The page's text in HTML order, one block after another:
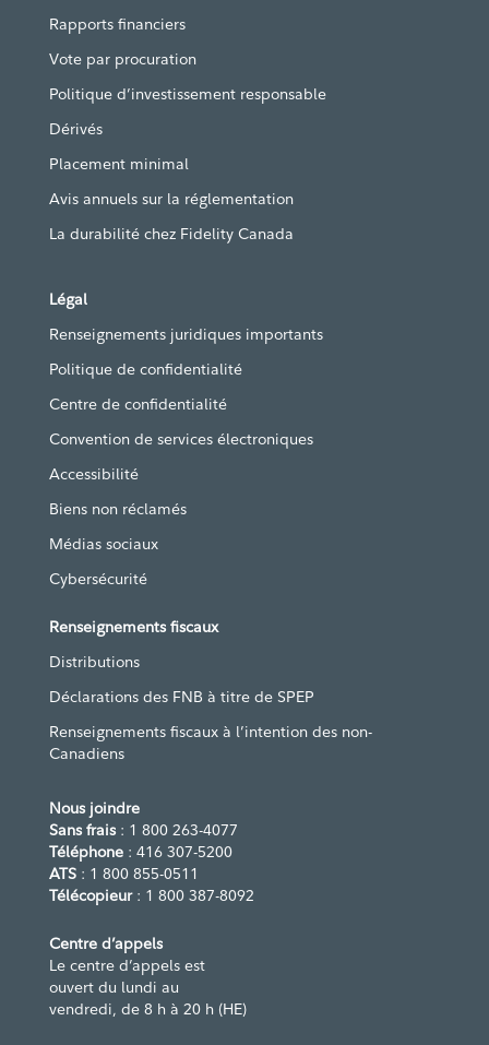
Rapports financiers
Vote par procuration
Politique d’investissement responsable
Dérivés
Placement minimal
Avis annuels sur la réglementation
La durabilité chez Fidelity Canada
Légal
Renseignements juridiques importants
Politique de confidentialité
Centre de confidentialité
Convention de services électroniques
Accessibilité
Biens non réclamés
Médias sociaux
Cybersécurité
Renseignements fiscaux
Distributions
Déclarations des FNB à titre de SPEP
Renseignements fiscaux à l’intention des non-
Canadiens
Nous joindre
Sans frais: 1 800 263-4077
Téléphone : 416 307-5200
ATS : 1 800 855-0511
Télécopieur: 1 800 387-8092
Centre d’appels
Le centre d’appels est
ouvert du lundi au
vendredi, de 8 h à 20 h (HE)